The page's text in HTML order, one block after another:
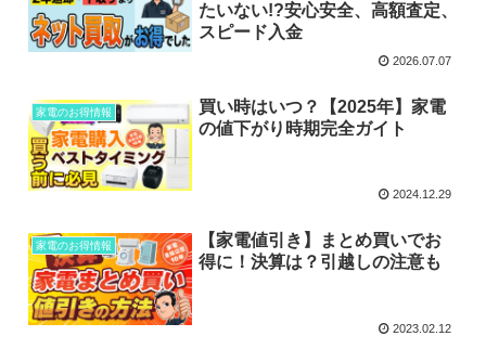
たいない!?安心安全、高額査定、
スピード入金
2026.07.07
家電のお得情報
買い時はいつ？【2025年】家電
の値下がり時期完全ガイト
2024.12.29
家電のお得情報
【家電値引き】まとめ買いでお
得に！決算は？引越しの注意も
2023.02.12